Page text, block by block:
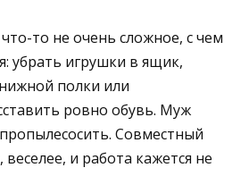
то не очень сложное, с чем
убрать игрушки в ящик,
полки или
ровно обувь. Муж
Совместный
веселее, и работа кажется не